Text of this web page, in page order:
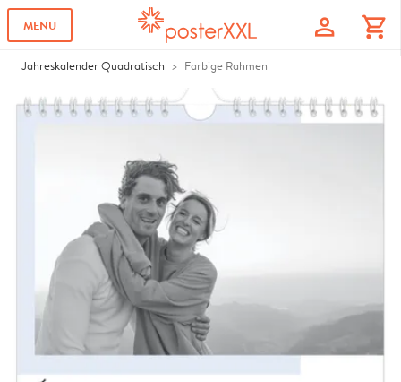
MENU profile shopping_cart
Jahreskalender Quadratisch Farbige Rahmen